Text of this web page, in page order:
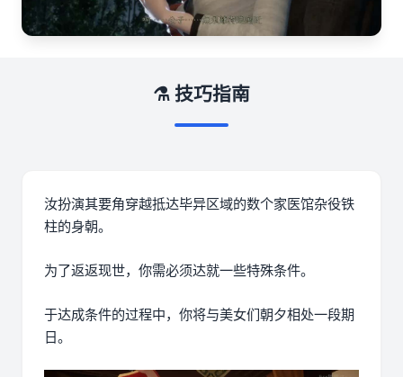
⚗️ 技巧指南
汝扮演其要角穿越抵达毕异区域的数个家医馆杂役铁
柱的身朝。
为了返返现世，你需必须达就一些特殊条件。
于达成条件的过程中， 你将与美女们朝夕相处一段期
日。